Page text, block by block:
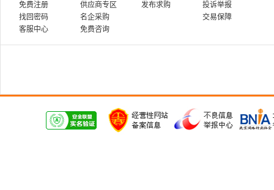
免费注册
找回密码
客服中心
供应商专区
名企采购
免费咨询
发布求购
投诉举报
交易保障